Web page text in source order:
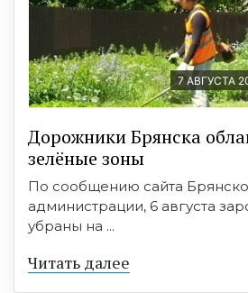
7 АВГУСТА
Дорожники Брянска
зелёные зоны
По сообщению сайта
администрации, 6 августа
убраны на ...
Читать далее